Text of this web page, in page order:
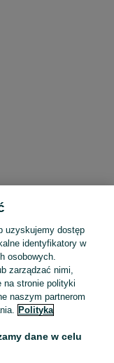
dostępne
uzyskujemy dostęp
identyfikatory w
osobowych.
zarządzać nimi,
na stronie polityki
naszym partnerom
Polityka
dane w celu